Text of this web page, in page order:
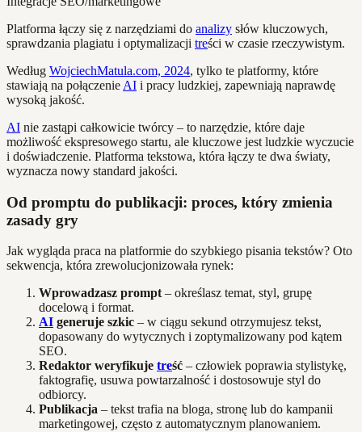
Platforma łączy się z narzędziami do analizy słów kluczowych,
sprawdzania plagiatu i optymalizacji treści w czasie rzeczywistym.
Według WojciechMatula.com, 2024, tylko te platformy, które
stawiają na połączenie AI i pracy ludzkiej, zapewniają naprawdę
wysoką jakość.
AI nie zastąpi całkowicie twórcy – to narzędzie, które daje
możliwość ekspresowego startu, ale kluczowe jest ludzkie wyczucie
i doświadczenie. Platforma tekstowa, która łączy te dwa światy,
wyznacza nowy standard jakości.
Od promptu do publikacji: proces, który zmienia
zasady gry
Jak wygląda praca na platformie do szybkiego pisania tekstów? Oto
sekwencja, która zrewolucjonizowała rynek:
Wprowadzasz prompt – określasz temat, styl, grupę
docelową i format.
AI generuje szkic – w ciągu sekund otrzymujesz tekst,
dopasowany do wytycznych i zoptymalizowany pod kątem
SEO.
Redaktor weryfikuje treść – człowiek poprawia stylistykę,
faktografię, usuwa powtarzalność i dostosowuje styl do
odbiorcy.
Publikacja – tekst trafia na bloga, stronę lub do kampanii
marketingowej, często z automatycznym planowaniem.